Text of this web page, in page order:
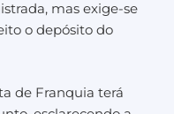
mas exige-se
o depósito do
de Franquia terá